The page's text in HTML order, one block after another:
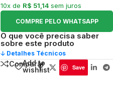
10x de R$ 51,14 sem juros
COMPRE PELO WHATSAPP
O que você precisa saber
sobre este produto
🡣 Detalhes Técnicos
Comparar
Add to
wishlist
Save